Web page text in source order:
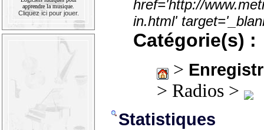
apprendre la musique.
Cliquez ici pour jouer.
href='http://
in.html'
Catégorie(s) :
>
> Radios >
Statistiques